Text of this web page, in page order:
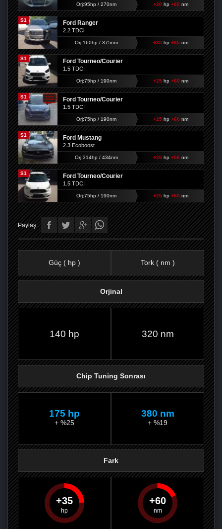
Orj:95hp / 270nm +20 hp +60 nm
S1 Ford Ranger
2.2 TDCi
Orj:160hp / 375nm +30 hp +85nm
S1 Ford Tourneo/Courier
1.5 TDCI
Orj:75hp / 190nm +25hp +60 nm
S1 Ford Tourneo/Courier
1.5 TDCI
Orj:75hp / 190nm +25hp +60 nm
S1 Ford Mustang
2.3 Ecoboost
Orj:314hp / 434nm +26 hp +56 nm
S1 Ford Tourneo/Courier
1.5 TDCI
Orj:75hp / 190nm +25hp +60 nm
Paylaş:
PAYLAŞPAYLAŞPLUS'TA
Güç ( hp ) Tork ( nm )
Orjinal
140 hp 320 nm
Chip Tuning Sonrası
175 hp
+ %25
380 nm
+ %19
Fark
35 60